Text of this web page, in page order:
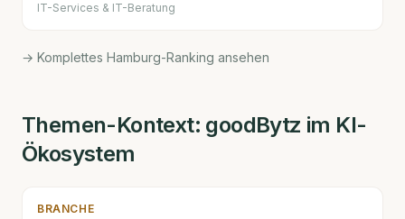
IT-Services & IT-Beratung
→ Komplettes Hamburg-Ranking ansehen
Themen-Kontext: goodBytz im KI-
Ökosystem
BRANCHE